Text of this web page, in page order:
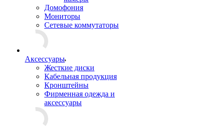
Домофония
Мониторы
Сетевые коммутаторы
Аксессуары
Жесткие диски
Кабельная продукция
Кронштейны
Фирменная одежда и
аксессуары